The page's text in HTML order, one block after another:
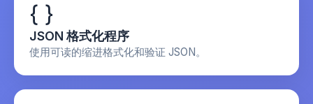
{ }
JSON 格式化程序
使用可读的缩进格式化和验证 JSON。